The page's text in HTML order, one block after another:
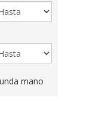
mano